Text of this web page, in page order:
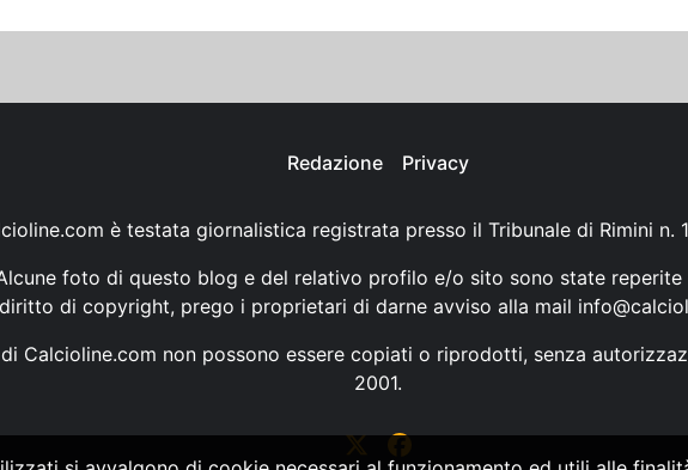
Redazione Privacy
è testata giornalistica registrata presso il Tribunale di Rimini n.
foto di questo blog e del relativo profilo e/o sito sono state reperite
di copyright, prego i proprietari di darne avviso alla mail
Calcioline.com non possono essere copiati o riprodotti, senza
2001.